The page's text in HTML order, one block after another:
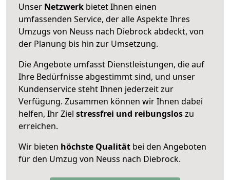
Unser Netzwerk bietet Ihnen einen
umfassenden Service, der alle Aspekte Ihres
Umzugs von Neuss nach Diebrock abdeckt, von
der Planung bis hin zur Umsetzung.
Die Angebote umfasst Dienstleistungen, die auf
Ihre Bedürfnisse abgestimmt sind, und unser
Kundenservice steht Ihnen jederzeit zur
Verfügung. Zusammen können wir Ihnen dabei
helfen, Ihr Ziel stressfrei und reibungsloszu
erreichen.
Wir bieten höchste Qualität bei den Angeboten
für den Umzug von Neuss nach Diebrock.